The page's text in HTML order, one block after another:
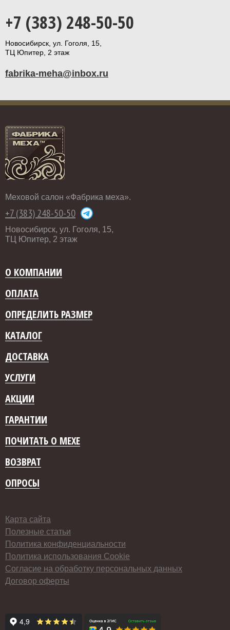
+7 (383) 248-50-50
Новосибирск, ул. Гоголя, 15,
ТЦ Юпитер, 2 этаж
fabrika-meha@inbox.ru
Меховой салон «Фабрика меха».
+7 (383) 248-50-50
Новосибирск, ул. Гоголя, 15,
ТЦ Юпитер, 2 этаж
О КОМПАНИИ
ОПЛАТА
ОПРЕДЕЛИТЬ РАЗМЕР
КАТАЛОГ
ДОСТАВКА
УСЛУГИ
АКЦИИ
ГАРАНТИИ
ПОЧИТАТЬ О МЕХЕ
ВОЗВРАТ
ОПРОСЫ
Карта сайта
Полезные статьи
Политика конфиденциальности
Политика использования Cookie
Согласие на обработку персональных данных
Договор оферты